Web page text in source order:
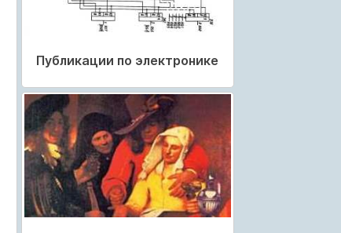
Публикации по электронике